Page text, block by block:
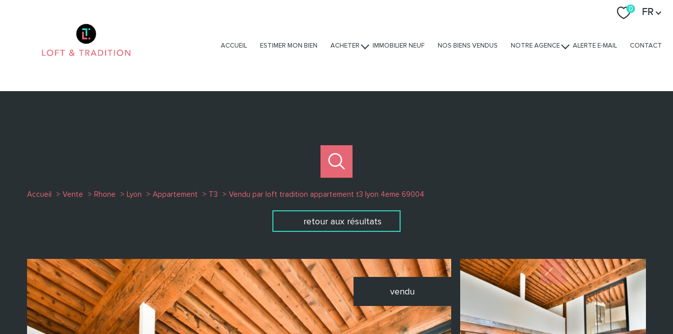
0 Langue
FR
ACCUEIL ESTIMER MON BIEN ACHETER IMMOBILIER NEUF NOS BIENS VENDUS NOTRE AGENCE ALERTE E-MAIL CONTACT
Accueil Vente Rhone Lyon Appartement T3 Vendu par loft tradition appartement t3 lyon 4eme 69004
retour aux résultats
vendu